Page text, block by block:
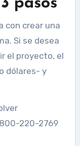
pasos
con crear una
Si se desea
el proyecto, el
dólares- y
220-2769